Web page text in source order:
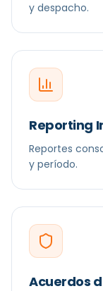
y despacho.
Reporting
Reportes
y período.
Acuerdos